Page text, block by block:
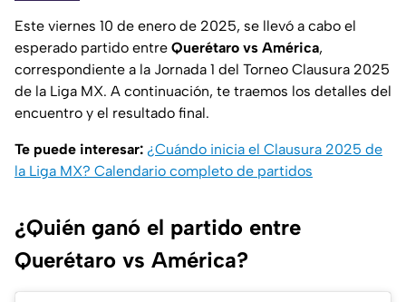
Este viernes 10 de enero de 2025, se llevó a cabo el
esperado partido entre Querétaro vs América,
correspondiente a la Jornada 1 del Torneo Clausura 2025
de la Liga MX. A continuación, te traemos los detalles del
encuentro y el resultado final.
Te puede interesar: ¿Cuándo inicia el Clausura 2025 de
la Liga MX? Calendario completo de partidos
¿Quién ganó el partido entre
Querétaro vs América?